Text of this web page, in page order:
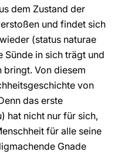
dem Zustand der
und findet sich
(status naturae
Sünde in sich trägt und
bringt. Von diesem
von
das erste
hat nicht nur für sich,
für alle seine
Gnade